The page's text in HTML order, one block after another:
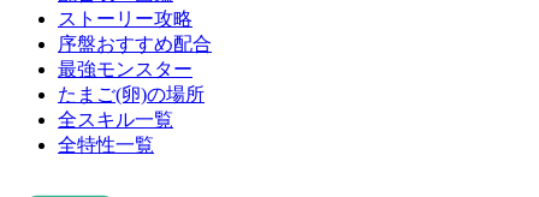
ストーリー攻略
序盤おすすめ配合
最強モンスター
たまご(卵)の場所
全スキル一覧
全特性一覧